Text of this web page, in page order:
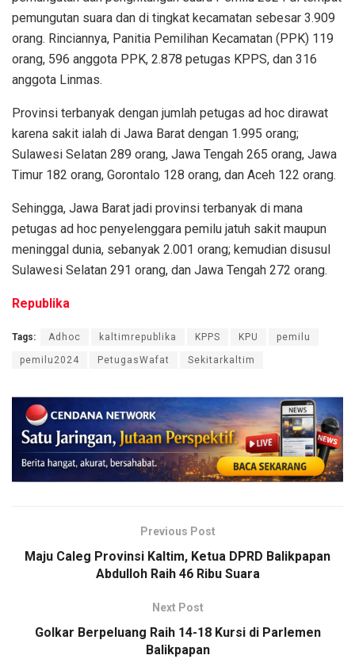
pemungutan suara dan di tingkat kecamatan sebesar 3.909
orang. Rinciannya, Panitia Pemilihan Kecamatan (PPK) 119
orang, 596 anggota PPK, 2.878 petugas KPPS, dan 316
anggota Linmas.
Provinsi terbanyak dengan jumlah petugas ad hoc dirawat
karena sakit ialah di Jawa Barat dengan 1.995 orang;
Sulawesi Selatan 289 orang, Jawa Tengah 265 orang, Jawa
Timur 182 orang, Gorontalo 128 orang, dan Aceh 122 orang.
Sehingga, Jawa Barat jadi provinsi terbanyak di mana
petugas ad hoc penyelenggara pemilu jatuh sakit maupun
meninggal dunia, sebanyak 2.001 orang; kemudian disusul
Sulawesi Selatan 291 orang, dan Jawa Tengah 272 orang.
Republika
Tags: Adhoc kaltimrepublika KPPS KPU pemilu
pemilu2024 PetugasWafat Sekitarkaltim
Previous Post
Maju Caleg Provinsi Kaltim, Ketua DPRD Balikpapan
Abdulloh Raih 46 Ribu Suara
Next Post
Golkar Berpeluang Raih 14-18 Kursi di Parlemen
Balikpapan